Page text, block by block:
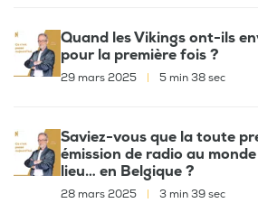
Quand les Vikings ont-ils
pour la première fois ?
29 mars 2025 5 min 38 sec
Saviez-vous que la toute
émission de radio au
lieu… en Belgique ?
28 mars 2025 3 min 39 sec